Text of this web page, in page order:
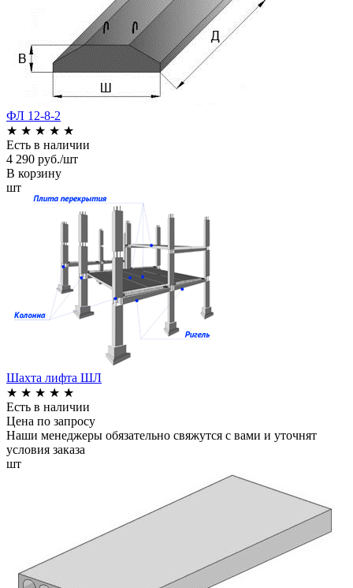
ФЛ 12-8-2
★ ★ ★ ★ ★
Есть в наличии
4 290 руб./шт
В корзину
шт
Шахта лифта ШЛ
★ ★ ★ ★ ★
Есть в наличии
Цена по запросу
Наши менеджеры обязательно свяжутся с вами и уточнят
условия заказа
шт